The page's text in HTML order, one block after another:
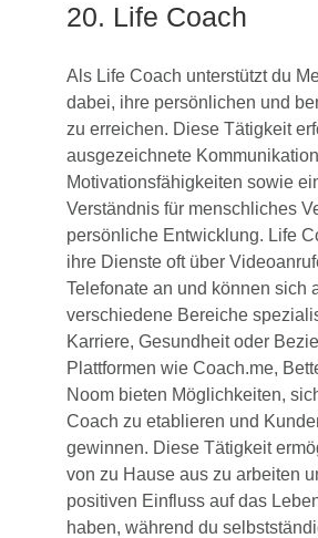
20. Life Coach
Als Life Coach unterstützt du
dabei, ihre persönlichen und
zu erreichen. Diese Tätigkeit
ausgezeichnete
Motivationsfähigkeiten sowie
Verständnis für menschliches
persönliche Entwicklung. Life
ihre Dienste oft über
Telefonate an und können sich
verschiedene Bereiche
Karriere, Gesundheit oder
Plattformen wie Coach.me,
Noom bieten Möglichkeiten,
Coach zu etablieren und
gewinnen. Diese Tätigkeit
von zu Hause aus zu arbeiten
positiven Einfluss auf das
haben, während du